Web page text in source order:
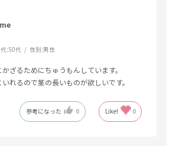
:50代 性別:男性
ざるためにちゅうもんしています。
れるので茎の長いものが欲しいです。
参考になった 0 Like! 0